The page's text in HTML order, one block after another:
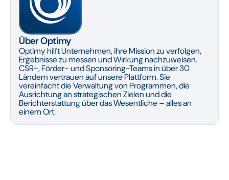
Über Optimy
Optimy hilft Unternehmen, ihre Mission zu verfolgen,
Ergebnisse zu messen und Wirkung nachzuweisen.
CSR-, Förder- und Sponsoring-Teams in über 30
Ländern vertrauen auf unsere Plattform. Sie
vereinfacht die Verwaltung von Programmen, die
Ausrichtung an strategischen Zielen und die
Berichterstattung über das Wesentliche – alles an
einem Ort.